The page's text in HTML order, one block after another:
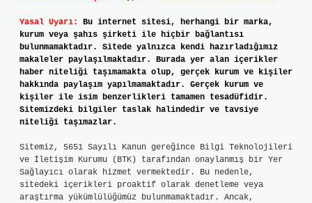
Yasal Uyarı:
Bu internet sitesi, herhangi bir marka,
kurum veya şahıs şirketi ile hiçbir bağlantısı
bulunmamaktadır. Sitede yalnızca kendi hazırladığımız
makaleler paylaşılmaktadır. Burada yer alan içerikler
haber niteliği taşımamakta olup, gerçek kurum ve kişiler
hakkında paylaşım yapılmamaktadır. Gerçek kurum ve
kişiler ile isim benzerlikleri tamamen tesadüfidir.
Sitemizdeki bilgiler taslak halindedir ve tavsiye
niteliği taşımazlar.
Sitemiz, 5651 Sayılı Kanun gereğince Bilgi Teknolojileri
ve İletişim Kurumu (BTK) tarafından onaylanmış bir Yer
Sağlayıcı olarak hizmet vermektedir. Bu nedenle,
sitedeki içerikleri proaktif olarak denetleme veya
araştırma yükümlülüğümüz bulunmamaktadır. Ancak,